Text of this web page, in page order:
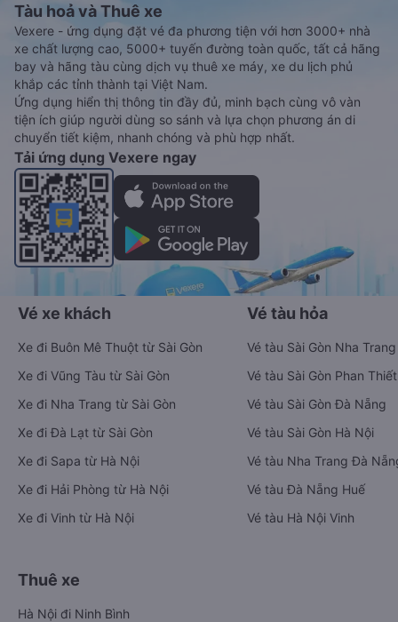
Tàu hoả và Thuê xe
Vexere - ứng dụng đặt vé đa phương tiện với hơn 3000+ nhà
xe chất lượng cao, 5000+ tuyến đường toàn quốc, tất cả hãng
bay và hãng tàu cùng dịch vụ thuê xe máy, xe du lịch phủ
khắp các tỉnh thành tại Việt Nam.
Ứng dụng hiển thị thông tin đầy đủ, minh bạch cùng vô vàn
tiện ích giúp người dùng so sánh và lựa chọn phương án di
chuyển tiết kiệm, nhanh chóng và phù hợp nhất.
Tải ứng dụng Vexere ngay
Vé xe khách
Xe đi Buôn Mê Thuột từ Sài Gòn
Xe đi Vũng Tàu từ Sài Gòn
Xe đi Nha Trang từ Sài Gòn
Xe đi Đà Lạt từ Sài Gòn
Xe đi Sapa từ Hà Nội
Xe đi Hải Phòng từ Hà Nội
Xe đi Vinh từ Hà Nội
Vé tàu hỏa
Vé tàu Sài Gòn Nha Trang
Vé tàu Sài Gòn Phan Thiết
Vé tàu Sài Gòn Đà Nẵng
Vé tàu Sài Gòn Hà Nội
Vé tàu Nha Trang Đà
Vé tàu Đà Nẵng Huế
Vé tàu Hà Nội Vinh
Thuê xe
Hà Nội đi Ninh Bình